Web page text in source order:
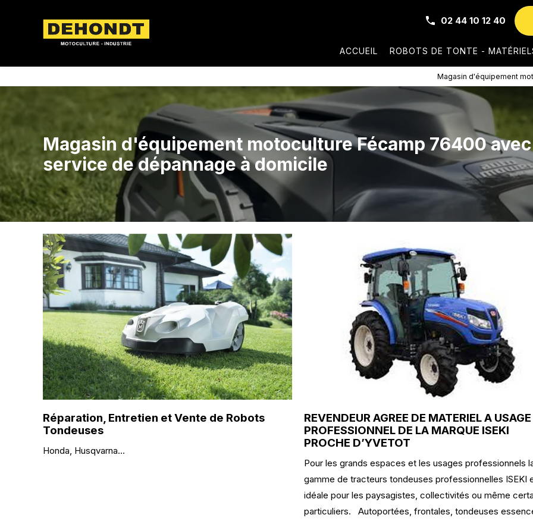
02 44 10 12 40
ACCUEIL ROBOTS DE TONTE -
Magasin d'équipement
Magasin d'équipement motoculture Fécamp 76400 avec
service de dépannage à domicile
Réparation, Entretien et Vente de Robots
Tondeuses
Honda, Husqvarna...
REVENDEUR AGREE DE MATERIEL A USAGE
PROFESSIONNEL DE LA MARQUE ISEKI
PROCHE D’YVETOT
Pour les grands espaces et les usages professionnels
gamme de tracteurs tondeuses professionnelles ISEKI
idéale pour les paysagistes, collectivités ou même
particuliers. Autoportées, frontales, tondeuses